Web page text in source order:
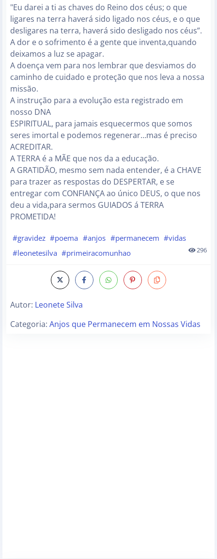
"Eu darei a ti as chaves do Reino dos céus; o que
ligares na terra haverá sido ligado nos céus, e o que
desligares na terra, haverá sido desligado nos céus”.
A dor e o sofrimento é a gente que inventa,quando
deixamos a luz se apagar.
A doença vem para nos lembrar que desviamos do
caminho de cuidado e proteção que nos leva a nossa
missão.
A instrução para a evolução esta registrado em
nosso DNA
ESPIRITUAL, para jamais esquecermos que somos
seres imortal e podemos regenerar…mas é preciso
ACREDITAR.
A TERRA é a MÃE que nos da a educação.
A GRATIDÃO, mesmo sem nada entender, é a CHAVE
para trazer as respostas do DESPERTAR, e se
entregar com CONFIANÇA ao único DEUS, o que nos
deu a vida,para sermos GUIADOS á TERRA
PROMETIDA!
#gravidez #poema #anjos #permanecem #vidas
#leonetesilva #primeiracomunhao 296
Autor: Leonete Silva
Categoria: Anjos que Permanecem em Nossas Vidas